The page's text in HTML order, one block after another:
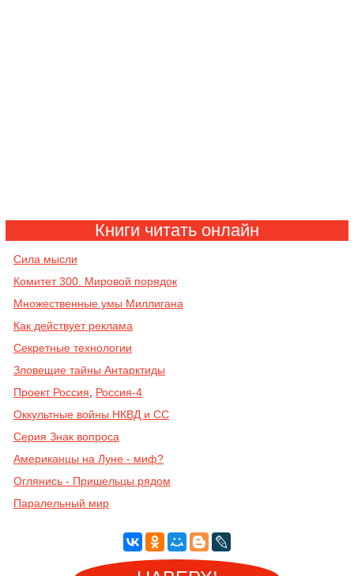
Книги читать онлайн
Сила мысли
Комитет 300. Мировой порядок
Mножественные умы Миллигана
Как действует реклама
Секретные технологии
Зловещие тайны Антарктиды
Проект Россия
Россия-4
Оккультные войны НКВД и СС
Серия Знак вопроса
Американцы на Луне - миф?
Оглянись - Пришельцы рядом
Паралельный мир